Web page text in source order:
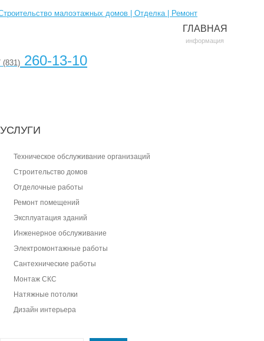
(831) 260-13-10
ГЛАВНАЯ
информация
УСЛУГИ
Техническое обслуживание организаций
Cтроительство домов
Отделочные работы
Ремонт помещений
Эксплуатация зданий
Инженерное обслуживание
Электромонтажные работы
Сантехнические работы
Монтаж СКС
Натяжные потолки
Дизайн интерьера